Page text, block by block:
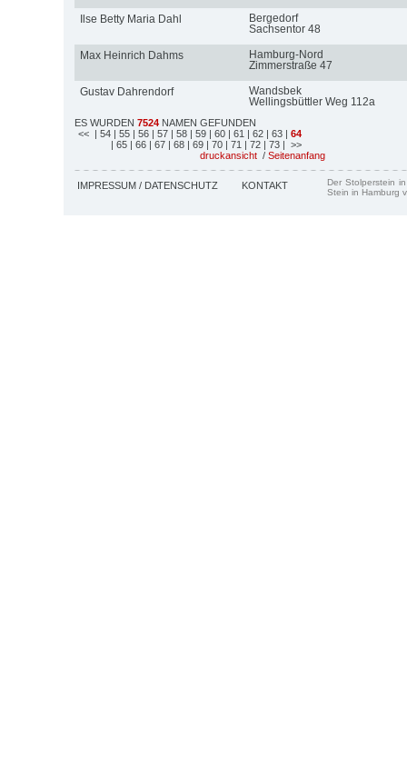
Ilse Betty Maria Dahl
Bergedorf
Sachsentor 48
Max Heinrich Dahms
Hamburg-Nord
Zimmerstraße 47
Gustav Dahrendorf
Wandsbek
Wellingsbüttler Weg 112a
ES WURDEN 7524 NAMEN GEFUNDEN
<< | 54 | 55 | 56 | 57 | 58 | 59 | 60 | 61 | 62 | 63 | 64
| 65 | 66 | 67 | 68 | 69 | 70 | 71 | 72 | 73 | >>
druckansicht / Seitenanfang
IMPRESSUM / DATENSCHUTZ KONTAKT
Der Stolperstein
Stein in Hamburg